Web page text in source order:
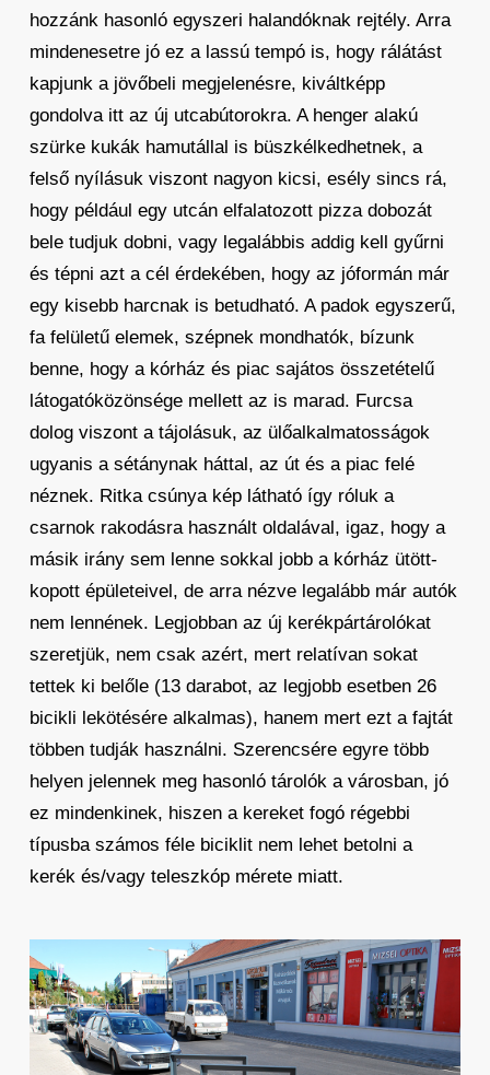
hozzánk hasonló egyszeri halandóknak rejtély. Arra
mindenesetre jó ez a lassú tempó is, hogy rálátást
kapjunk a jövőbeli megjelenésre, kiváltképp
gondolva itt az új utcabútorokra. A henger alakú
szürke kukák hamutállal is büszkélkedhetnek, a
felső nyílásuk viszont nagyon kicsi, esély sincs rá,
hogy például egy utcán elfalatozott pizza dobozát
bele tudjuk dobni, vagy legalábbis addig kell gyűrni
és tépni azt a cél érdekében, hogy az jóformán már
egy kisebb harcnak is betudható. A padok egyszerű,
fa felületű elemek, szépnek mondhatók, bízunk
benne, hogy a kórház és piac sajátos összetételű
látogatóközönsége mellett az is marad. Furcsa
dolog viszont a tájolásuk, az ülőalkalmatosságok
ugyanis a sétánynak háttal, az út és a piac felé
néznek. Ritka csúnya kép látható így róluk a
csarnok rakodásra használt oldalával, igaz, hogy a
másik irány sem lenne sokkal jobb a kórház ütött-
kopott épületeivel, de arra nézve legalább már autók
nem lennének. Legjobban az új kerékpártárolókat
szeretjük, nem csak azért, mert relatívan sokat
tettek ki belőle (13 darabot, az legjobb esetben 26
bicikli lekötésére alkalmas), hanem mert ezt a fajtát
többen tudják használni. Szerencsére egyre több
helyen jelennek meg hasonló tárolók a városban, jó
ez mindenkinek, hiszen a kereket fogó régebbi
típusba számos féle biciklit nem lehet betolni a
kerék és/vagy teleszkóp mérete miatt.